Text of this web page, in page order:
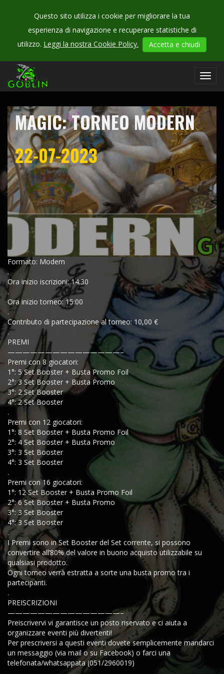
Questo sito utilizza i cookie per migliorare la tua
esperienza di navigazione e recuperare statistiche di
utilizzo. Leggi la nostra Cookie Policy. Accetta e chiudi
CHECK
OUR
MAGIC: TORNEO MODERN
22-07-2023
Formato: Modern
.
Ora inizio iscrizioni: 14:30
.
Ora inizio torneo: 15:00
.
Contributo di partecipazione al torneo: 10,00 €
.
PREMI
———————————————–
Premi con 8 giocatori:
1°: 5 Set Booster + Busta Promo Foil
2°: 3 Set Booster + Busta Promo
3°: 2 Set Booster
4°: 2 Set Booster
.
Premi con 12 giocatori:
1°: 8 Set Booster + Busta Promo Foil
2°: 4 Set Booster + Busta Promo
3°: 3 Set Booster
4°: 3 Set Booster
.
Premi con 16 giocatori:
1°: 12 Set Booster + Busta Promo Foil
2°: 6 Set Booster + Busta Promo
3°: 3 Set Booster
4°: 3 Set Booster
.
I Premi sono in Set Booster del Set corrente, si possono
convertire all’80% del valore in buono acquisto utilizzabile su
qualsiasi prodotto.
Ogni torneo verrà estratta a sorte una busta promo tra i
partecipanti.
.
PREISCRIZIONI
———————————————–
Preiscrivervi vi garantisce un posto riservato e ci aiuta a
organizzare eventi più divertenti!
Per prescriversi a questi eventi dovete semplicemente mandarci
un messaggio (via mail o su Facebook) o farci una
telefonata/whatsappata (051/2960019)